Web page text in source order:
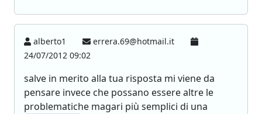
alberto1
errera.69@hotmail.it
24/07/2012 09:02
salve in merito alla tua risposta mi viene da
pensare invece che possano essere altre le
problematiche magari più semplici di una